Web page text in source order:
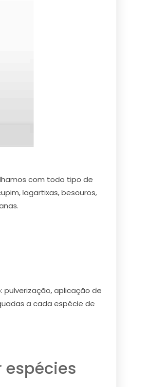
com todo tipo de
lagartixas, besouros,
aplicação de
a cada espécie de